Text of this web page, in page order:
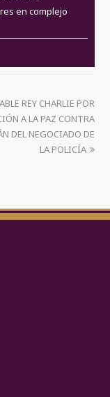
en complejo
REY CHARLIE POR
A LA PAZ CONTRA
DEL NEGOCIADO DE
LA POLICÍA